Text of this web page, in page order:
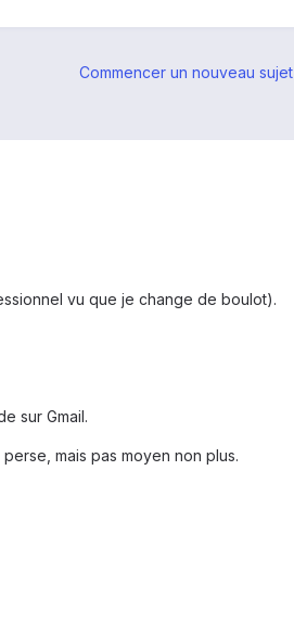
Commencer un nouveau sujet
vu que je change de boulot).
sur Gmail.
mais pas moyen non plus.